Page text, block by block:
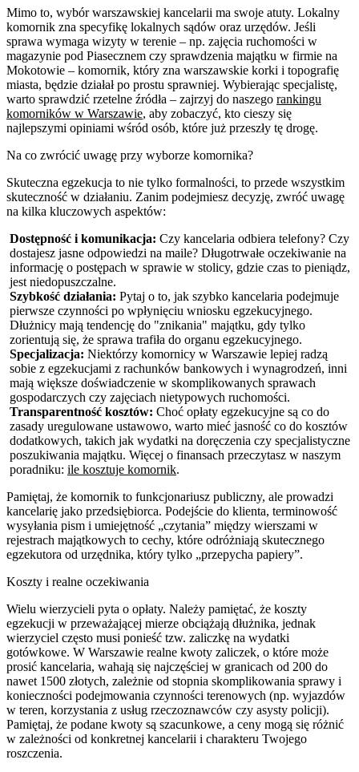
Mimo to, wybór warszawskiej kancelarii ma swoje atuty. Lokalny
komornik zna specyfikę lokalnych sądów oraz urzędów. Jeśli
sprawa wymaga wizyty w terenie – np. zajęcia ruchomości w
magazynie pod Piasecznem czy sprawdzenia majątku w firmie na
Mokotowie – komornik, który zna warszawskie korki i topografię
miasta, będzie działał po prostu sprawniej. Wybierając specjalistę,
warto sprawdzić rzetelne źródła – zajrzyj do naszego rankingu
komorników w Warszawie, aby zobaczyć, kto cieszy się
najlepszymi opiniami wśród osób, które już przeszły tę drogę.
Na co zwrócić uwagę przy wyborze komornika?
Skuteczna egzekucja to nie tylko formalności, to przede wszystkim
skuteczność w działaniu. Zanim podejmiesz decyzję, zwróć uwagę
na kilka kluczowych aspektów:
Dostępność i komunikacja: Czy kancelaria odbiera telefony? Czy
dostajesz jasne odpowiedzi na maile? Długotrwałe oczekiwanie na
informację o postępach w sprawie w stolicy, gdzie czas to pieniądz,
jest niedopuszczalne.
Szybkość działania: Pytaj o to, jak szybko kancelaria podejmuje
pierwsze czynności po wpłynięciu wniosku egzekucyjnego.
Dłużnicy mają tendencję do "znikania" majątku, gdy tylko
zorientują się, że sprawa trafiła do organu egzekucyjnego.
Specjalizacja: Niektórzy komornicy w Warszawie lepiej radzą
sobie z egzekucjami z rachunków bankowych i wynagrodzeń, inni
mają większe doświadczenie w skomplikowanych sprawach
gospodarczych czy zajęciach nietypowych ruchomości.
Transparentność kosztów: Choć opłaty egzekucyjne są co do
zasady uregulowane ustawowo, warto mieć jasność co do kosztów
dodatkowych, takich jak wydatki na doręczenia czy specjalistyczne
poszukiwania majątku. Więcej o finansach przeczytasz w naszym
poradniku: ile kosztuje komornik.
Pamiętaj, że komornik to funkcjonariusz publiczny, ale prowadzi
kancelarię jako przedsiębiorca. Podejście do klienta, terminowość
wysyłania pism i umiejętność „czytania” między wierszami w
rejestrach majątkowych to cechy, które odróżniają skutecznego
egzekutora od urzędnika, który tylko „przepycha papiery”.
Koszty i realne oczekiwania
Wielu wierzycieli pyta o opłaty. Należy pamiętać, że koszty
egzekucji w przeważającej mierze obciążają dłużnika, jednak
wierzyciel często musi ponieść tzw. zaliczkę na wydatki
gotówkowe. W Warszawie realne kwoty zaliczek, o które może
prosić kancelaria, wahają się najczęściej w granicach od 200 do
nawet 1500 złotych, zależnie od stopnia skomplikowania sprawy i
konieczności podejmowania czynności terenowych (np. wyjazdów
w teren, korzystania z usług rzeczoznawców czy asysty policji).
Pamiętaj, że podane kwoty są szacunkowe, a ceny mogą się różnić
w zależności od konkretnej kancelarii i charakteru Twojego
roszczenia.